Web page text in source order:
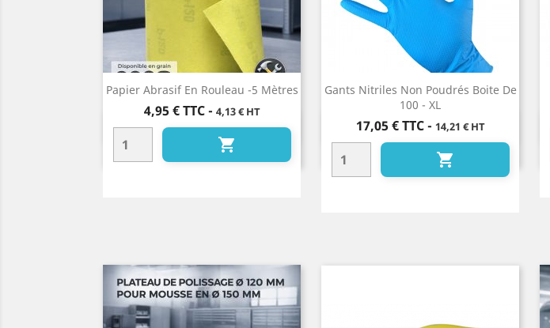
Papier Abrasif En Rouleau -5 Mètres
Prix
4,95 € TTC- 4,13 € HT

Aperçu rapide
Gants Nitriles Non Poudrés Boite De
100 - XL
Prix
17,05 € TTC- 14,21 € HT

Aperçu rapide